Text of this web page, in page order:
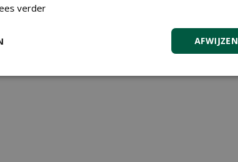
verder
AFWIJZEN